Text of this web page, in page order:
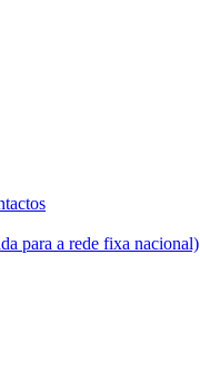
para a rede fixa nacional)